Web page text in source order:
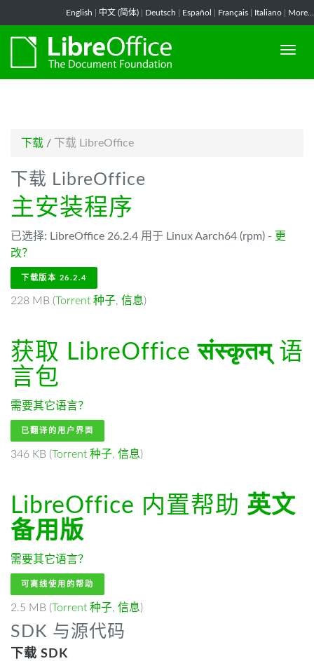
English 中文 (简体) Deutsch Español Français Italiano More...
下载 / 下载 LibreOffice
下载 LibreOffice
主安装程序
已选择: LibreOffice 26.2.4 用于 Linux Aarch64 (rpm) - 更
改？
下载版本 26.2.4
228 MB (Torrent 种子, 信息)
获取 LibreOfficeसंस्कृतम्语
言包
需要其它语言？
已翻译的用户界面
346 KB (Torrent 种子, 信息)
LibreOffice 内置帮助 英文
备用版
需要其它语言？
可离线使用的帮助
2.5 MB (Torrent 种子, 信息)
SDK 与源代码
下载 SDK